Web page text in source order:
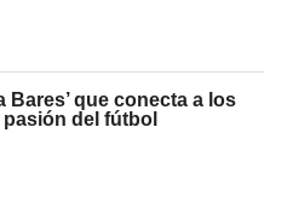
Bares’ que conecta a los
del fútbol